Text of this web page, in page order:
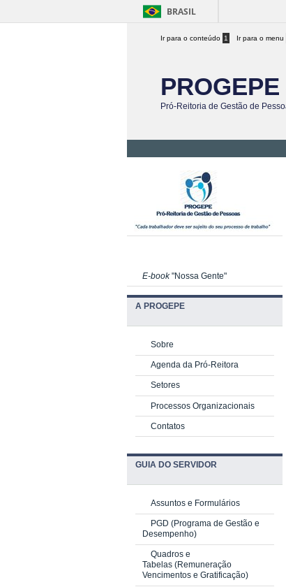
BRASIL
Ir para o conteúdo 1 Ir para o menu
PROGEPE
Pró-Reitoria de Gestão de
E-book"Nossa Gente"
A PROGEPE
Sobre
Agenda da Pró-Reitora
Setores
Processos Organizacionais
Contatos
GUIA DO SERVIDOR
Assuntos e Formulários
PGD (Programa de Gestão e
Desempenho)
Quadros e
Tabelas (Remuneração
Vencimentos e Gratificação)